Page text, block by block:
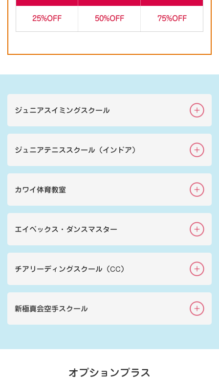
25%OFF 50%OFF 75%OFF
ジュニアスイミングスクール
ジュニアテニススクール（インドア）
カワイ体育教室
エイベックス・ダンスマスター
チアリーディングスクール（CC）
新極真会空手スクール
オプションプラス